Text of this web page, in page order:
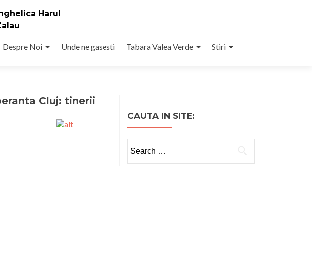
Harul
Despre Noi Unde ne gasesti Tabara Valea Verde Stiri
Cluj: tinerii
CAUTA IN SITE:
for: